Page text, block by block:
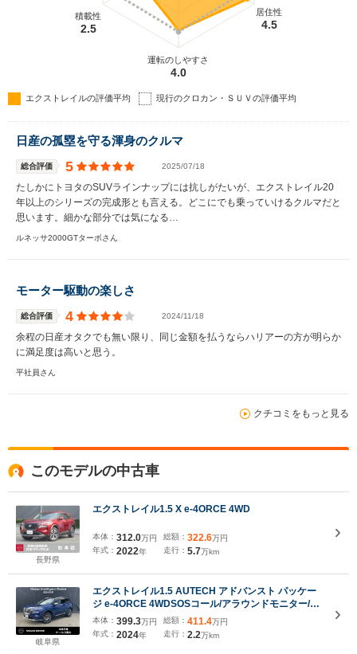
居住性
4.5
運転のしやすさ
4.0
積載性
2.5
エクストレイルの評価平均 現行のクロカン・ＳＵＶの評価平均
日産の孤塁を守る渾身のクルマ
総合評価 5 2025/07/18
たしかにトヨタのSUVラインナップには抗しがたいが、エクストレイル20
年以上のシリーズの完成形とも言える。どこにでも乗っていけるクルマだと
思います。細かな部分では気になる…
ルネッサ2000GTターボさん
モーター駆動の楽しさ
総合評価 4 2024/11/18
余程の日産オタクでも無い限り、同じ金額を払うならハリアーの方が明らか
に満足度は高いと思う。
平社員さん
クチコミをもっと見る
このモデルの中古車
長野県
エクストレイル1.5 X e-4ORCE 4WD
本体： 312.0万円
年式： 2022年
総額： 322.6万円
走行： 5.7万km
岐阜県
エクストレイル1.5 AUTECH アドバンスト パッケー
ジ e-4ORCE 4WDSOSコール/アラウンドモニター/オ
ートライト/プロパイロット/ハンドルヒーター/シート
ヒーター/インテリジェントルームミラー/ダンヒルア
シスト/電動リアゲート/ETC/前後ドラレコ
本体： 399.3万円
年式： 2024年
総額： 411.4万円
走行： 2.2万km